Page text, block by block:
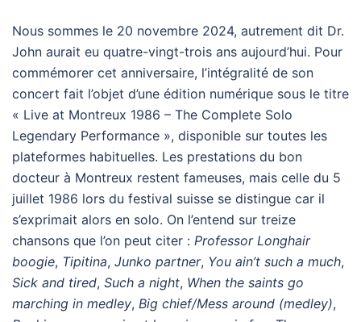
Nous sommes le 20 novembre 2024, autrement dit Dr.
John aurait eu quatre-vingt-trois ans aujourd’hui. Pour
commémorer cet anniversaire, l’intégralité de son
concert fait l’objet d’une édition numérique sous le titre
« Live at Montreux 1986 – The Complete Solo
Legendary Performance », disponible sur toutes les
plateformes habituelles. Les prestations du bon
docteur à Montreux restent fameuses, mais celle du 5
juillet 1986 lors du festival suisse se distingue car il
s’exprimait alors en solo. On l’entend sur treize
chansons que l’on peut citer : Professor Longhair
boogie, Tipitina, Junko partner, You ain’t such a much,
Sick and tired, Such a night, When the saints go
marching in medley, Big chief/Mess around (medley),